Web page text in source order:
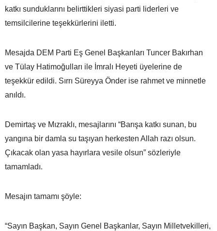
katkı sunduklarını belirttikleri siyasi parti liderleri ve
temsilcilerine teşekkürlerini iletti.
Mesajda DEM Parti Eş Genel Başkanları Tuncer Bakırhan
ve Tülay Hatimoğulları ile İmralı Heyeti üyelerine de
teşekkür edildi. Sırrı Süreyya Önder ise rahmet ve minnetle
anıldı.
Demirtaş ve Mızraklı, mesajlarını “Barışa katkı sunan, bu
yangına bir damla su taşıyan herkesten Allah razı olsun.
Çıkacak olan yasa hayırlara vesile olsun” sözleriyle
tamamladı.
Mesajın tamamı şöyle:
“Sayın Başkan, Sayın Genel Başkanlar, Sayın Milletvekilleri,